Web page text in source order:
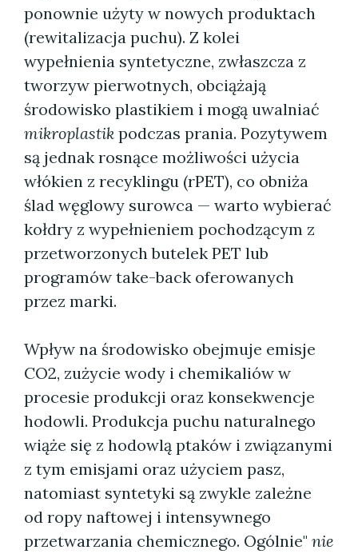
ponownie użyty w nowych produktach
(rewitalizacja puchu). Z kolei
wypełnienia syntetyczne, zwłaszcza z
tworzyw pierwotnych, obciążają
środowisko plastikiem i mogą uwalniać
mikroplastik podczas prania. Pozytywem
są jednak rosnące możliwości użycia
włókien z recyklingu (rPET), co obniża
ślad węglowy surowca — warto wybierać
kołdry z wypełnieniem pochodzącym z
przetworzonych butelek PET lub
programów take-back oferowanych
przez marki.
Wpływ na środowisko obejmuje emisje
CO2, zużycie wody i chemikaliów w
procesie produkcji oraz konsekwencje
hodowli. Produkcja puchu naturalnego
wiąże się z hodowlą ptaków i związanymi
z tym emisjami oraz użyciem pasz,
natomiast syntetyki są zwykle zależne
od ropy naftowej i intensywnego
przetwarzania chemicznego. Ogólnie" nie